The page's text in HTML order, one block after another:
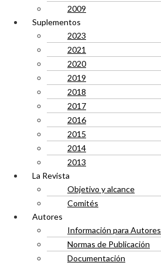
2009
Suplementos
2023
2021
2020
2019
2018
2017
2016
2015
2014
2013
La Revista
Objetivo y alcance
Comités
Autores
Información para Autores
Normas de Publicación
Documentación